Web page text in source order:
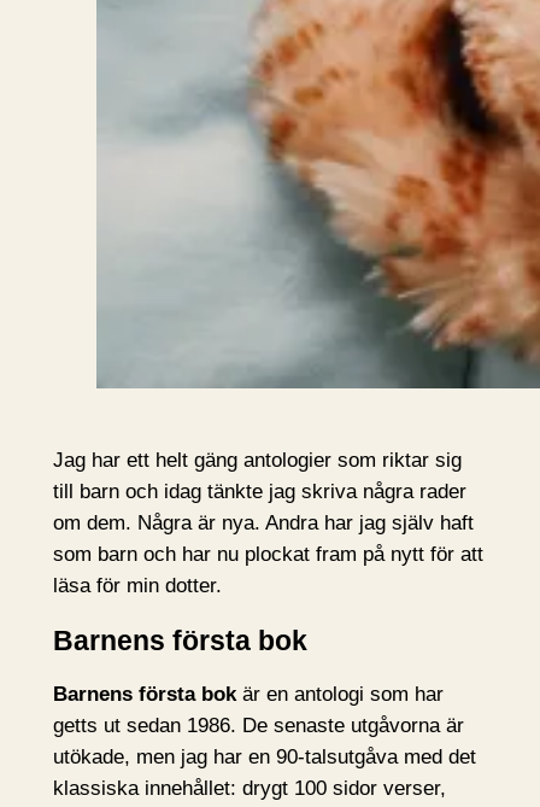
Jag har ett helt gäng antologier som riktar sig
till barn och idag tänkte jag skriva några rader
om dem. Några är nya. Andra har jag själv haft
som barn och har nu plockat fram på nytt för att
läsa för min dotter.
Barnens första bok
Barnens första bokär en antologi som har
getts ut sedan 1986. De senaste utgåvorna är
utökade, men jag har en 90-talsutgåva med det
klassiska innehållet: drygt 100 sidor verser,